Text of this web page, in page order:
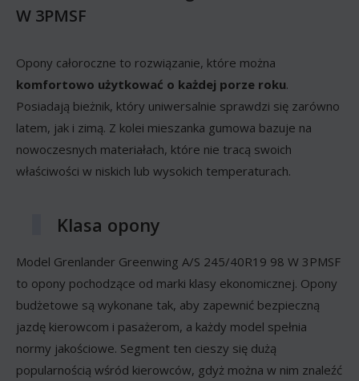
W 3PMSF
Opony całoroczne to rozwiązanie, które można
komfortowo użytkować o każdej porze roku.
Posiadają bieżnik, który uniwersalnie sprawdzi się zarówno
latem, jak i zimą. Z kolei mieszanka gumowa bazuje na
nowoczesnych materiałach, które nie tracą swoich
właściwości w niskich lub wysokich temperaturach.
Klasa opony
Model Grenlander Greenwing A/S 245/40R19 98 W 3PMSF
to opony pochodzące od marki klasy ekonomicznej. Opony
budżetowe są wykonane tak, aby zapewnić bezpieczną
jazdę kierowcom i pasażerom, a każdy model spełnia
normy jakościowe. Segment ten cieszy się dużą
popularnością wśród kierowców, gdyż można w nim znaleźć